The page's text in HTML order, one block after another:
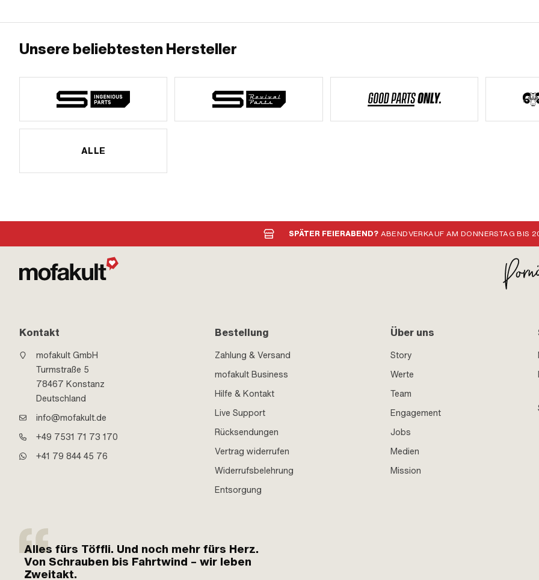
Unsere beliebtesten Hersteller
ALLE
SPÄTER FEIERABEND? ABENDVERKAUF AM DONNERSTAG BIS
Kontakt
mofakult GmbH
Turmstraße 5
78467 Konstanz
Deutschland
info@mofakult.de
+49 7531 71 73 170
+41 79 844 45 76
Bestellung
Zahlung & Versand
mofakult Business
Hilfe & Kontakt
Live Support
Rücksendungen
Vertrag widerrufen
Widerrufsbelehrung
Entsorgung
Über uns
Story
Werte
Team
Engagement
Jobs
Medien
Mission
Alles fürs Töffli. Und noch mehr fürs Herz.
Von Schrauben bis Fahrtwind – wir leben
Zweitakt.